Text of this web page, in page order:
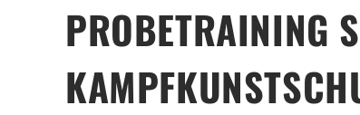
PROBETRAINING